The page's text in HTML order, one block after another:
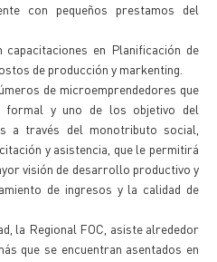
con pequeños prestamos del
capacitaciones en Planificación de
de producción y markenting.
de microemprendedores que
formal y uno de los objetivo del
a través del monotributo social,
y asistencia, que le permitirá
visión de desarrollo productivo y
de ingresos y la calidad de
la Regional FOC, asiste alrededor
que se encuentran asentados en